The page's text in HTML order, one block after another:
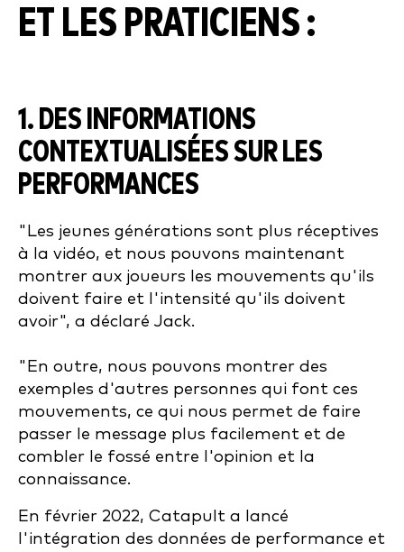
ET LES PRATICIENS :
1. DES INFORMATIONS
CONTEXTUALISÉES SUR LES
PERFORMANCES
"Les jeunes générations sont plus réceptives
à la vidéo, et nous pouvons maintenant
montrer aux joueurs les mouvements qu'ils
doivent faire et l'intensité qu'ils doivent
avoir", a déclaré Jack.
"En outre, nous pouvons montrer des
exemples d'autres personnes qui font ces
mouvements, ce qui nous permet de faire
passer le message plus facilement et de
combler le fossé entre l'opinion et la
connaissance.
En février 2022, Catapult a lancé
l'intégration des données de performance et